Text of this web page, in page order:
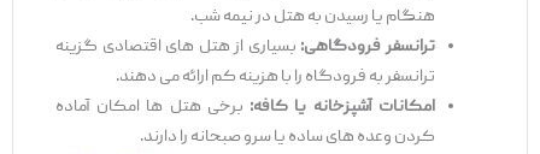
هنگام یا رسیدن به هتل در نیمه شب.
ترانسفر فرودگاهی:بسیاری از هتل‌ های اقتصادی گزینه
ترانسفر به فرودگاه را با هزینه کم ارائه می ‌دهند.
امکانات آشپزخانه یا کافه:برخی هتل ‌ها امکان آماده
کردن وعده‌ های ساده یا سرو صبحانه را دارند.